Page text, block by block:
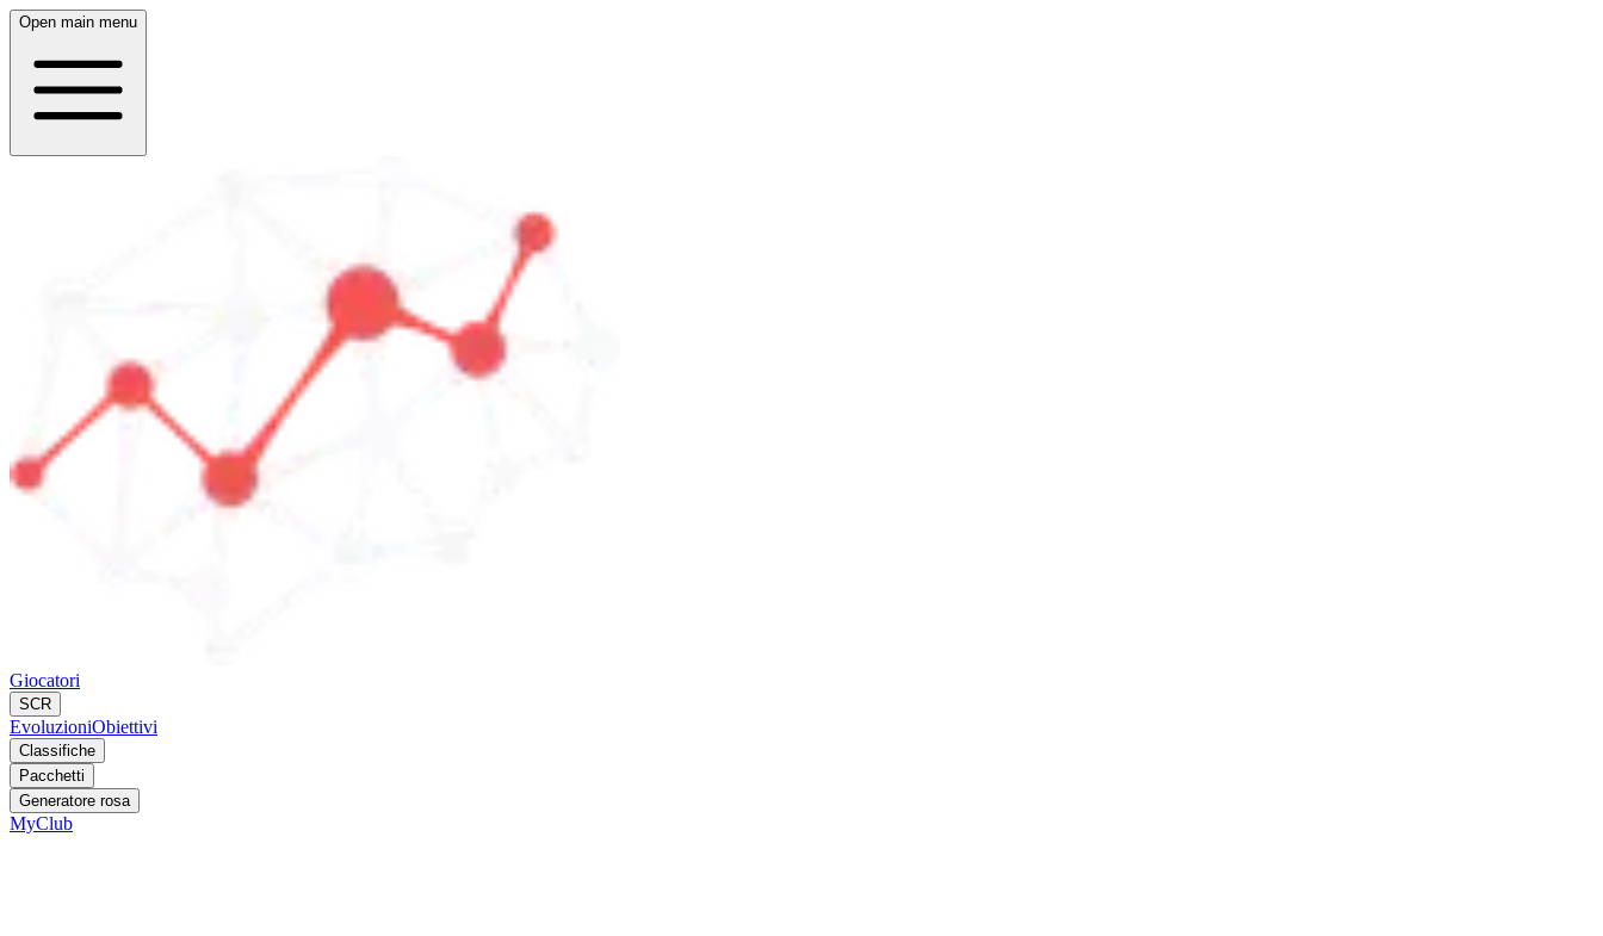
Open main menu
Giocatori
SCR
EvoluzioniObiettivi
Classifiche
Pacchetti
Generatore rosa
MyClub